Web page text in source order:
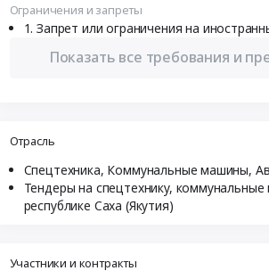
Ограничения и запреты
Запрет или ограничения на
Показать все требования и
Отрасль
Спецтехника, Коммунальные машины,
Тендеры на спецтехнику,
республике Саха (Якутия)
Участники и контракты